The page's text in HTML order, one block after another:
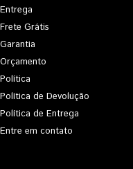
Entrega
Frete Grátis
Garantia
Orçamento
Política
Política de Devolução
Política de Entrega
Entre em contato